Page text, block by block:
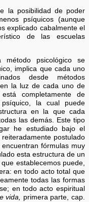
la posibilidad de poder
psíquicos (aunque
explicado cabalmente el
de las escuelas
psicológico se
implica que cada uno
desde métodos
la luz de cada uno de
completamente de
la cual puede
en la que cada
las demás. Este tipo
he estudiado bajo el
postulado
fórmulas muy
esta estructura de un
establecemos puede,
en todo acto total que
todas las formas
en todo acto espiritual
vida, primera parte, cap.